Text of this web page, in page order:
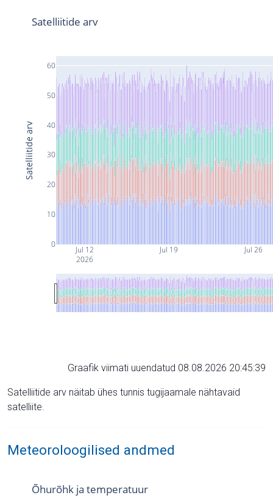
Jul 12
2026
Jul 19 Jul 26
0
10
20
30
40
50
60
Satelliitide arv
Satelliitide arv
Graafik viimati uuendatud 08.08.2026 20:45:39
Satelliitide arv näitab ühes tunnis tugijaamale nähtavaid
satelliite.
Meteoroloogilised andmed
Õhurõhk ja temperatuur